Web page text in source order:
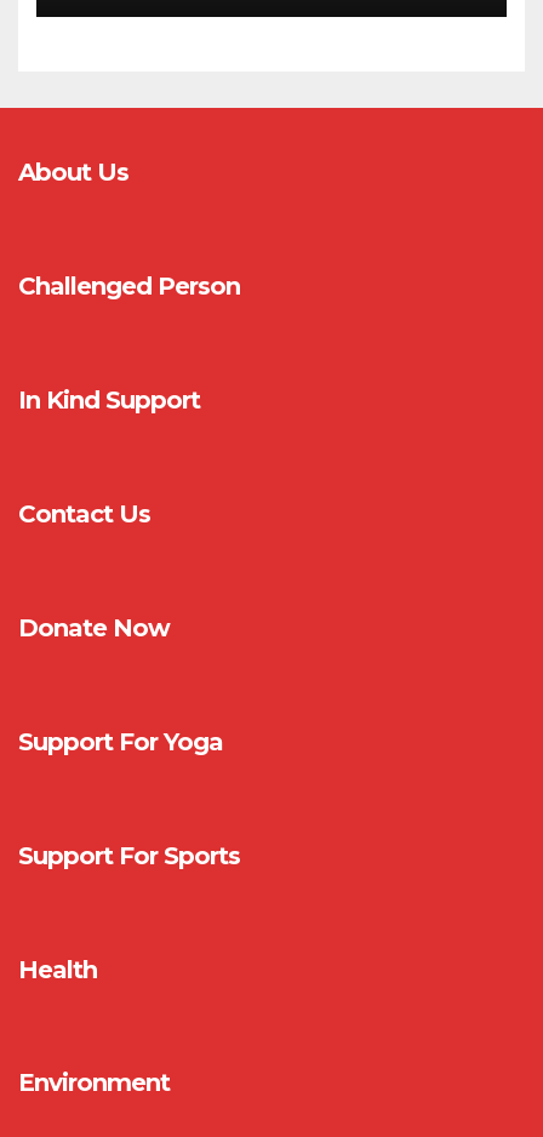
About Us
Challenged Person
In Kind Support
Contact Us
Donate Now
Support For Yoga
Support For Sports
Health
Environment